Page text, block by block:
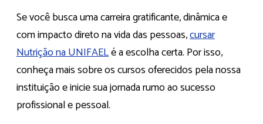
Se você busca uma carreira gratificante, dinâmica e
com impacto direto na vida das pessoas,cursar
Nutrição na UNIFAELé a escolha certa. Por isso,
conheça mais sobre os cursos oferecidos pela nossa
instituição e inicie sua jornada rumo ao sucesso
profissional e pessoal.